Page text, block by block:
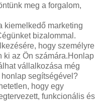
meg a forgalom,
kiemelkedő marketing
bizalommal.
hogy személyre
ki az Ön számára.Honlap
vállalkozása még
segítségével?
hogy egy
funkcionális és